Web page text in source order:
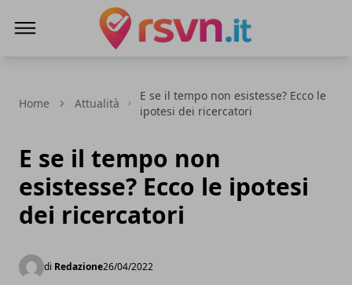
Home Attualità
E se il tempo non esistesse? Ecco le
ipotesi dei ricercatori
E se il tempo non
esistesse? Ecco le ipotesi
dei ricercatori
di Redazione26/04/2022